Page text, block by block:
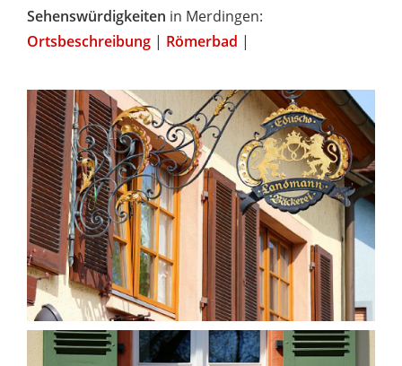
Sehenswürdigkeiten in Merdingen:
Ortsbeschreibung | Römerbad |